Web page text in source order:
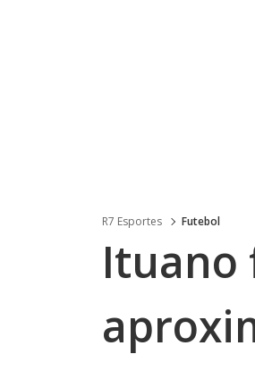
R7 Esportes Futebol
Ituano